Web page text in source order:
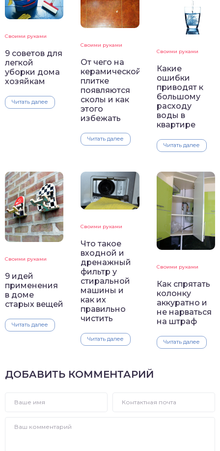
Своими руками
9 советов для
легкой
уборки дома
хозяйкам
Читать далее
Своими руками
От чего на
керамической
плитке
появляются
сколы и как
этого
избежать
Читать далее
Своими руками
Какие
ошибки
приводят к
большому
расходу
воды в
квартире
Читать далее
Своими руками
9 идей
применения
в доме
старых вещей
Читать далее
Своими руками
Что такое
входной и
дренажный
фильтр у
стиральной
машины и
как их
правильно
чистить
Читать далее
Своими руками
Как спрятать
колонку
аккуратно и
не нарваться
на штраф
Читать далее
ДОБАВИТЬ КОММЕНТАРИЙ